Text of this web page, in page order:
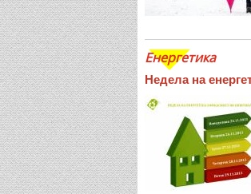
Енергетика
Недела на